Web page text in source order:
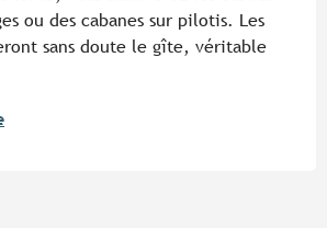
ou des cabanes sur pilotis. Les
sans doute le gîte, véritable